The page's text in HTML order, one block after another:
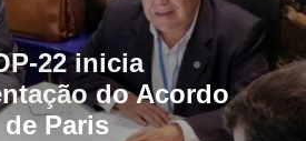
22 inicia
do Acordo
de Paris